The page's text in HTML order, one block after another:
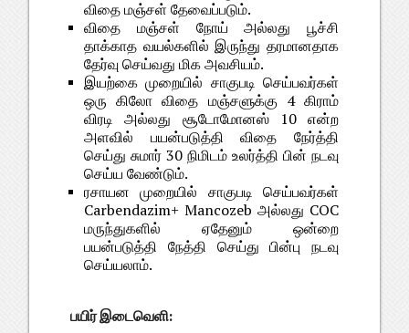
விதை மஞ்சள் தேவைப்படும்.
விதை மஞ்சள் நோய் அல்லது பூச்சி
தாக்காத வயல்களில் இருந்து தரமானதாக
தேர்வு செய்வது மிக அவசியம்.
இயற்கை முறையில் சாகுபடி செய்பவர்கள்
ஒரு கிலோ விதை மஞ்சளுக்கு 4 கிராம்
விரடி அல்லது சூடோமோனஸ் 10 என்ற
அளவில் பயன்படுத்தி விதை நேர்த்தி
செய்து சுமார் 30 நிமிடம் உலர்த்தி பின் நடவு
செய்ய வேண்டும்.
ரசாயன முறையில் சாகுபடி செய்பவர்கள்
Carbendazim+ Mancozeb அல்லது COC
மருந்துகளில் ஏதேனும் ஒன்றை
பயன்படுத்தி நேத்தி செய்து பின்பு நடவு
செய்யலாம்.
பயிர் இடைவெளி: